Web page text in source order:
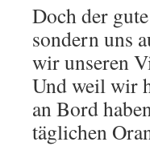
Doch der
sondern uns
wir unseren
Und weil wir
an Bord
täglichen